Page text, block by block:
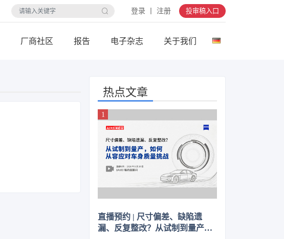
登录 丨 注册 投审稿入口
厂商社区 报告 电子杂志 关于我们
热点文章
直播预约 | 尺寸偏差、缺陷遗
漏、反复整改？从试制到量产，